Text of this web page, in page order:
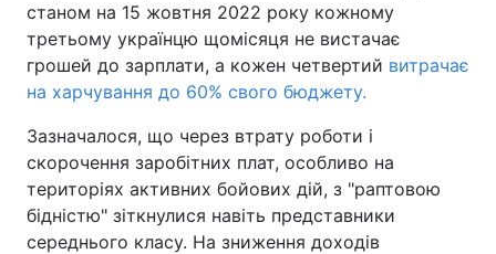
станом на 15 жовтня 2022 року кожному
третьому українцю щомісяця не вистачає
грошей до зарплати, а кожен четвертий витрачає
на харчування до 60% свого бюджету.
Зазначалося, що через втрату роботи і
скорочення заробітних плат, особливо на
територіях активних бойових дій, з "раптовою
бідністю" зіткнулися навіть представники
середнього класу. На зниження доходів